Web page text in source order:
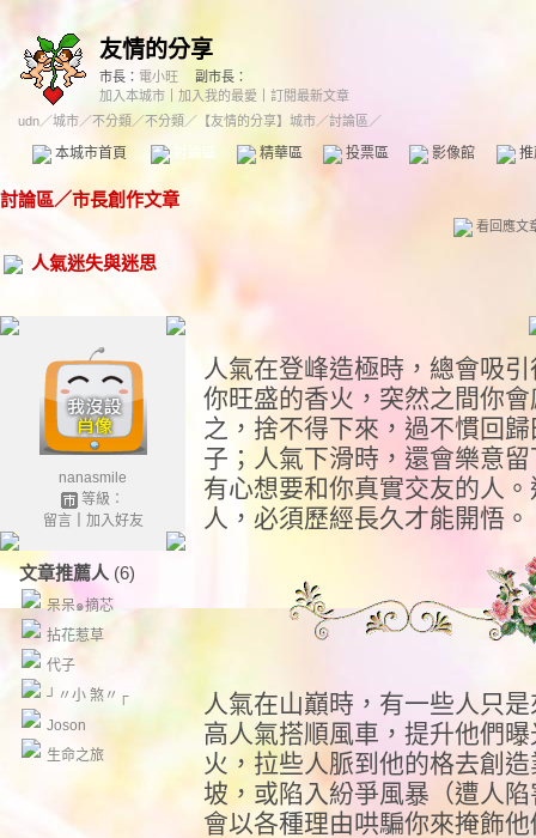
友情的分享
市長： 電小旺
副市長：
加入本城市
加入我的最愛
訂閱最新文章
udn／城市／不分類 ／不分類 ／ 【友情的分享】城市／討論區／
本城市首頁 討論區 精華區 投票區 影像館
討論區／市長創作文章
看回應文
人氣迷失與迷思
nanasmile
等級：
留言｜ 加入好友
文章推薦人 (6)
呆呆๑摘芯
拈花惹草
代子
┘〃小 煞〃┌
Joson
生命之旅
人氣在登峰造極時，總會吸
你旺盛的香火，突然之間你
之，捨不得下來，過不慣回
子；人氣下滑時，還會樂意
有心想要和你真實交友的人
人，必須歷經長久才能開悟。
人氣在山巔時，有一些人只
高人氣搭順風車，提升他們
火，拉些人脈到他的格去創
坡，或陷入紛爭風暴（遭人
會以各種理由哄騙你來掩飾